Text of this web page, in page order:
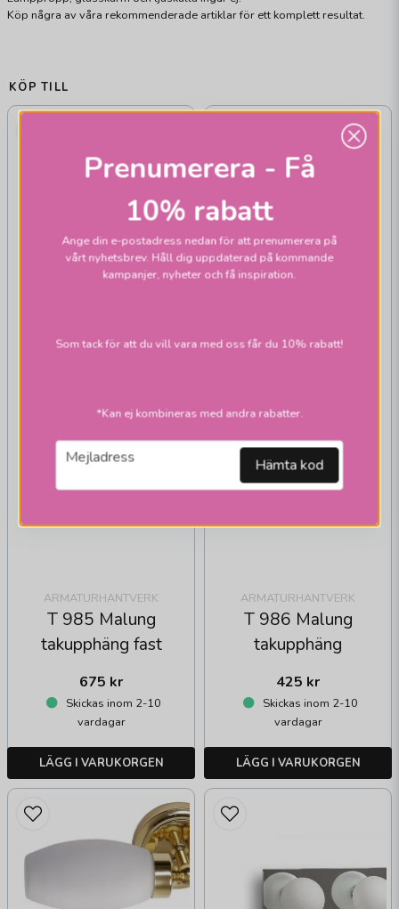
Köp några av våra rekommenderade artiklar för ett komplett resultat.
KÖP TILL
ARMATURHANTVERK
T 985 Malung
takupphäng fast
675 kr
Skickas inom 2-10
vardagar
LÄGG I VARUKORGEN
ARMATURHANTVERK
T 986 Malung
takupphäng
425 kr
Skickas inom 2-10
vardagar
LÄGG I VARUKORGEN
Prenumerera - Få
10% rabatt
Ange din e-postadress nedan för att prenumerera på
vårt nyhetsbrev. Håll dig uppdaterad på kommande
kampanjer, nyheter och få inspiration.
Som tack för att du vill vara med oss får du 10% rabatt!
*Kan ej kombineras med andra rabatter.
email
Mejladress Hämta kod